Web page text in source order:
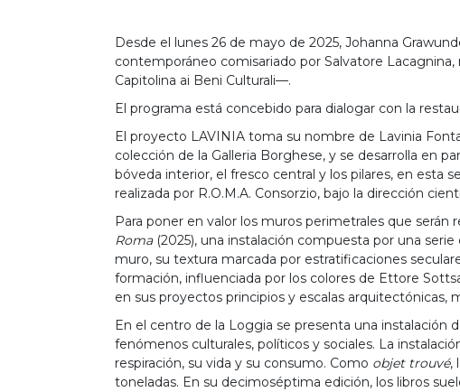
Desde el lunes 26 de mayo de 2025, Johanna
contemporáneo comisariado por Salvatore
Capitolina ai Beni Culturali—.
El programa está concebido para dialogar con la
El proyecto LAVINIA toma su nombre de Lavinia
colección de la Galleria Borghese, y se desarrolla en
bóveda interior, el fresco central y los pilares, en esta
realizada por R.O.M.A. Consorzio, bajo la dirección
Para poner en valor los muros perimetrales que serán
Roma(2025), una instalación compuesta por una serie
muro, su textura marcada por estratificaciones
formación, influenciada por los colores de Ettore
en sus proyectos principios y escalas
En el centro de la Loggia se presenta una instalación
fenómenos culturales, políticos y sociales. La
respiración, su vida y su consumo. Como objet trouvé,
toneladas. En su decimoséptima edición, los libros